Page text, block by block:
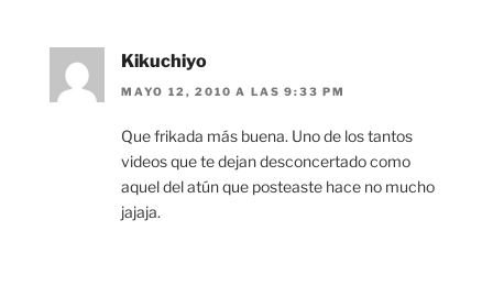
Kikuchiyo
MAYO 12, 2010 A LAS 9:33 PM
Que frikada más buena. Uno de los tantos
videos que te dejan desconcertado como
aquel del atún que posteaste hace no mucho
jajaja.